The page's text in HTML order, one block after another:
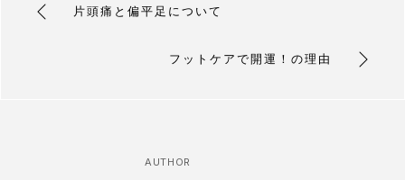
片頭痛と偏平足について
フットケアで開運！の理由
AUTHOR